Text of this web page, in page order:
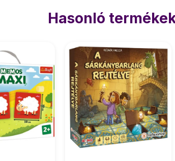
Hasonló